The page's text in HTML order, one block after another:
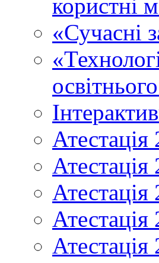
користні
«Сучасні
Атестація
Атестація
Атестація
Атестація
Атестація